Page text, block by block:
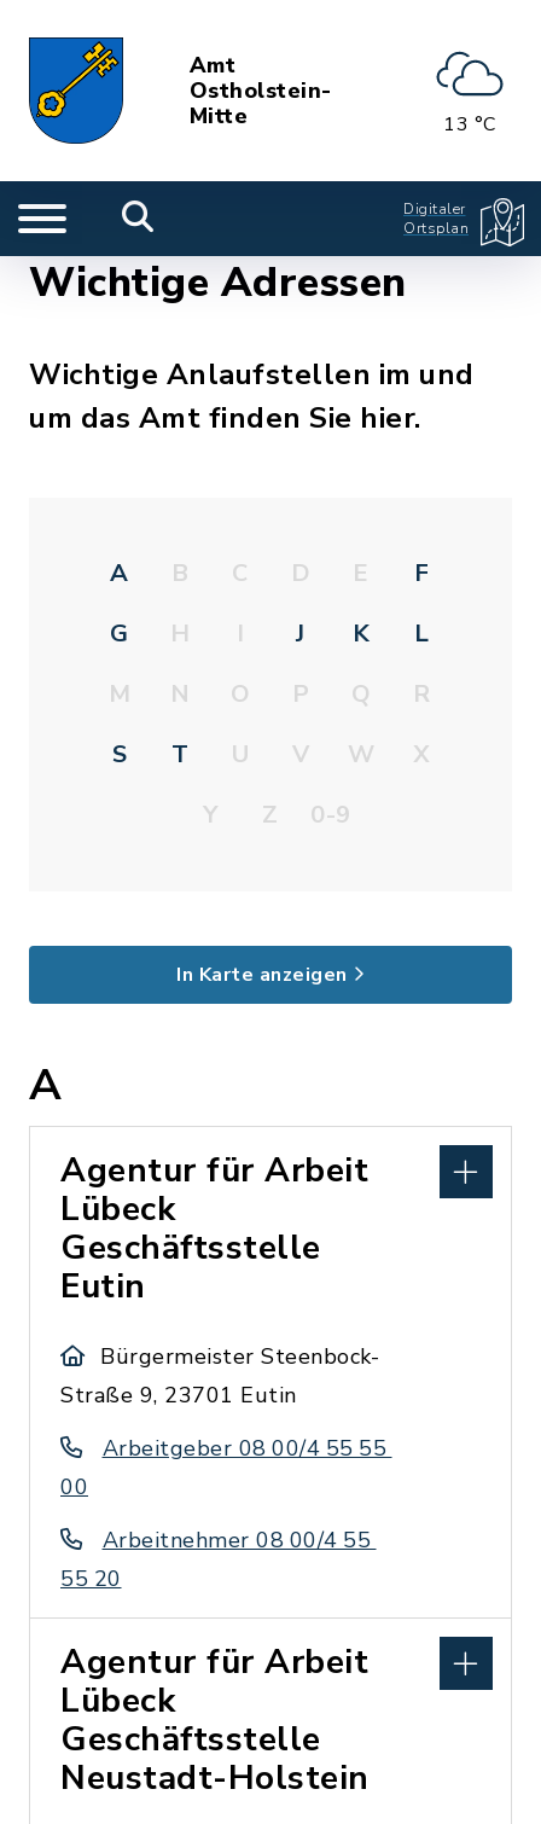
Amt
Ostholstein-
Mitte
13 °C
Digitaler
Ortsplan
Wichtige Adressen
Wichtige Anlaufstellen im und
um das Amt finden Sie hier.
A B C D E
F
G
H I J K
L
M
N O P Q
R
S
T U V W
X
Y
Z 0-9
In Karte anzeigen
A
Agentur für Arbeit
Lübeck
Geschäftsstelle
Eutin
Bürgermeister Steenbock-
Straße 9, 23701 Eutin
Arbeitgeber 08 00/4 55 55
00
Arbeitnehmer 08 00/4 55
55 20
Agentur für Arbeit
Lübeck
Geschäftsstelle
Neustadt-Holstein